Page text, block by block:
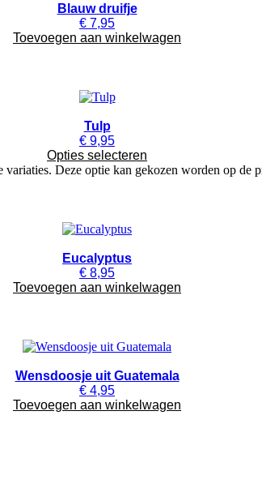
Blauw druifje
€ 7,95
Toevoegen aan winkelwagen
Tulp
€ 9,95
Opties selecteren
variaties. Deze optie kan gekozen worden op de
Eucalyptus
€ 8,95
Toevoegen aan winkelwagen
Wensdoosje uit Guatemala
€ 4,95
Toevoegen aan winkelwagen